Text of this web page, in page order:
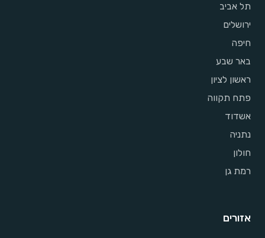
תל אביב
ירושלים
חיפה
באר שבע
ראשון לציון
פתח תקווה
אשדוד
נתניה
חולון
רמת גן
אזורים